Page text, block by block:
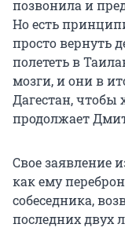
позвонила и
Но есть
просто вернуть
полететь в
мозги, и они в
Дагестан, чтобы
продолжает
Свое заявление
как ему
собеседника,
последних двух